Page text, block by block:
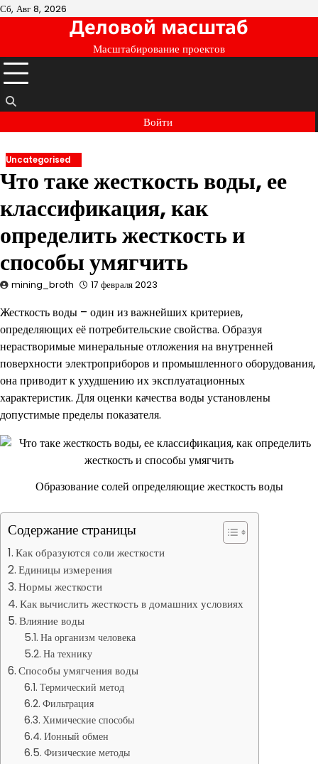
Перейти
Сб, Авг 8, 2026
Деловой масштаб
Масштабирование проектов
Войти
Uncategorised
Что таке жесткость воды, ее
классификация, как
определить жесткость и
способы умягчить
mining_broth 17 февраля 2023
Жесткость воды – один из важнейших критериев,
определяющих её потребительские свойства. Образуя
нерастворимые минеральные отложения на внутренней
поверхности электроприборов и промышленного оборудования,
она приводит к ухудшению их эксплуатационных
характеристик. Для оценки качества воды установлены
допустимые пределы показателя.
Образование солей определяющие жесткость воды
Содержание страницы
Как образуются соли жесткости
Единицы измерения
Нормы жесткости
Как вычислить жесткость в домашних условиях
Влияние воды
На организм человека
На технику
Способы умягчения воды
Термический метод
Фильтрация
Химические способы
Ионный обмен
Физические методы